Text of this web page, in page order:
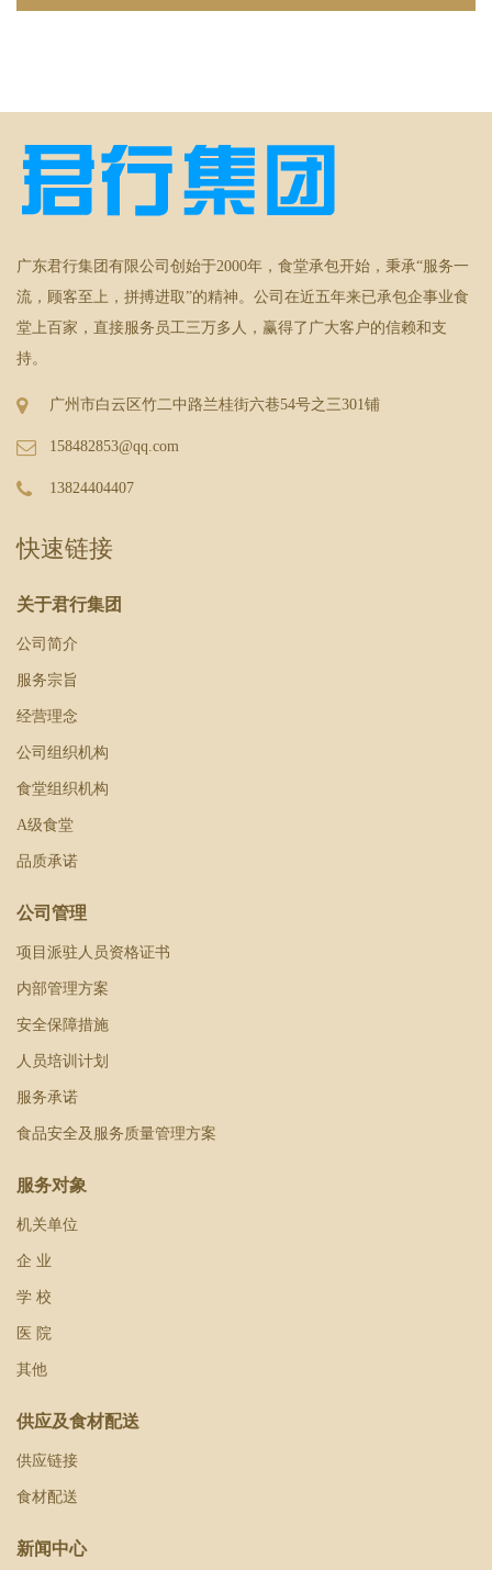
广东君行集团有限公司创始于2000年，食堂承包开始，秉承“服务一
流，顾客至上，拼搏进取”的精神。公司在近五年来已承包企事业食
堂上百家，直接服务员工三万多人，赢得了广大客户的信赖和支
持。
广州市白云区竹二中路兰桂街六巷54号之三301铺
158482853@qq.com
13824404407
快速链接
关于君行集团
公司简介
服务宗旨
经营理念
公司组织机构
食堂组织机构
A级食堂
品质承诺
公司管理
项目派驻人员资格证书
内部管理方案
安全保障措施
人员培训计划
服务承诺
食品安全及服务质量管理方案
服务对象
机关单位
企 业
学 校
医 院
其他
供应及食材配送
供应链接
食材配送
新闻中心